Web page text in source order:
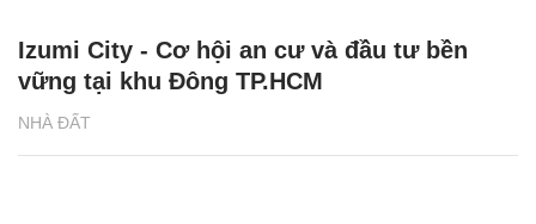
NHÀ ĐẤT
Izumi City - Cơ hội an cư và đầu tư bền
vững tại khu Đông TP.HCM